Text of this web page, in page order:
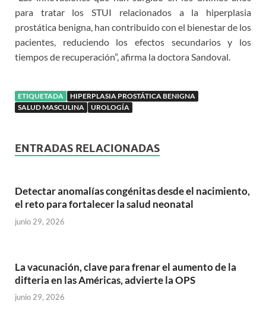
para tratar los STUI relacionados a la hiperplasia
prostática benigna, han contribuido con el bienestar de los
pacientes, reduciendo los efectos secundarios y los
tiempos de recuperación”, afirma la doctora Sandoval.
ETIQUETADA
HIPERPLASIA PROSTÁTICA BENIGNA
SALUD MASCULINA
UROLOGÍA
ENTRADAS RELACIONADAS
Detectar anomalías congénitas desde el nacimiento,
el reto para fortalecer la salud neonatal
junio 29, 2026
La vacunación, clave para frenar el aumento de la
difteria en las Américas, advierte la OPS
junio 29, 2026